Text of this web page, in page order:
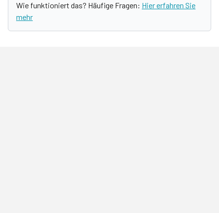
Wie funktioniert das? Häufige Fragen: Hier erfahren Sie
mehr